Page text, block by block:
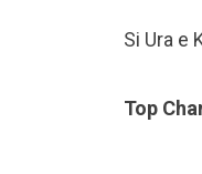
Si Ura e
Top